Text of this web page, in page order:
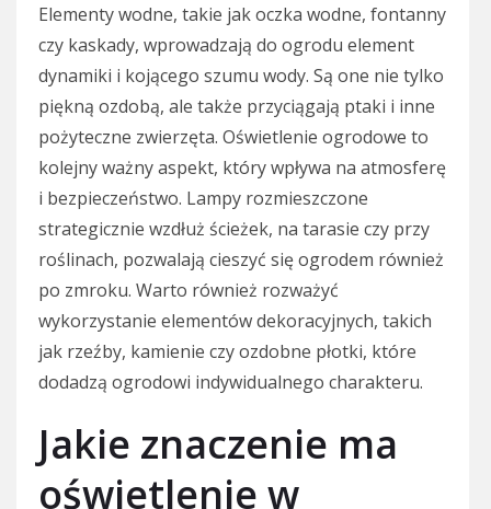
Elementy wodne, takie jak oczka wodne, fontanny
czy kaskady, wprowadzają do ogrodu element
dynamiki i kojącego szumu wody. Są one nie tylko
piękną ozdobą, ale także przyciągają ptaki i inne
pożyteczne zwierzęta. Oświetlenie ogrodowe to
kolejny ważny aspekt, który wpływa na atmosferę
i bezpieczeństwo. Lampy rozmieszczone
strategicznie wzdłuż ścieżek, na tarasie czy przy
roślinach, pozwalają cieszyć się ogrodem również
po zmroku. Warto również rozważyć
wykorzystanie elementów dekoracyjnych, takich
jak rzeźby, kamienie czy ozdobne płotki, które
dodadzą ogrodowi indywidualnego charakteru.
Jakie znaczenie ma
oświetlenie w